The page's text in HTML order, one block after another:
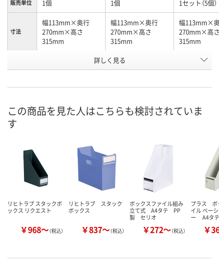
販売単位 1個 1個 1セット（5個）
寸法
幅113mm×奥行
270mm×高さ
315mm
幅113mm×奥行
270mm×高さ
315mm
幅113mm×
270mm×高
315mm
赤
号
お届け日
カゴへ カ
詳しく見る
この商品を見た人はこちらも検討されていま
す
リヒトラブ スタックボ
ックス リクエスト
￥968～（税込）
リヒトラブ スタック
ボックス
￥837～（税込）
ボックスファイル組み
立て式 A4タテ PP
製 セリオ
￥272～（税込）
プラス ボ
イル ベー
ー A4タテ
￥